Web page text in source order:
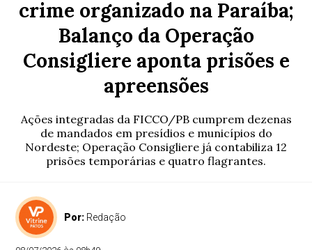
crime organizado na Paraíba;
Balanço da Operação
Consigliere aponta prisões e
apreensões
Ações integradas da FICCO/PB cumprem dezenas
de mandados em presídios e municípios do
Nordeste; Operação Consigliere já contabiliza 12
prisões temporárias e quatro flagrantes.
Por: Redação